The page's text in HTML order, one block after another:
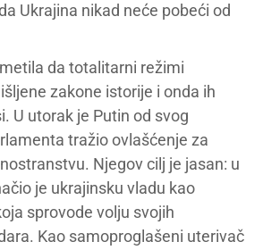
Ukrajina nikad neće pobeći od
da totalitarni režimi
zakone istorije i onda ih
U utorak je Putin od svog
tražio ovlašćenje za
Njegov cilj je jasan: u
je ukrajinsku vladu kao
sprovode volju svojih
Kao samoproglašeni uterivač